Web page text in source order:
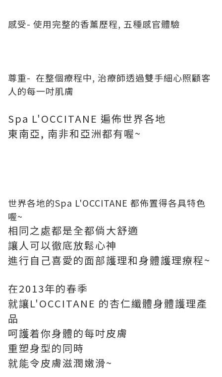
感受- 使用完整的香薰歷程, 五種感官體驗
尊重- 在整個療程中, 治療師透過雙手細心照顧客
人的每一吋肌膚
Spa L'OCCITANE 遍佈世界各地
東南亞, 南非和亞洲都有喔~
世界各地的Spa L'OCCITANE 都佈置得各具特色
喔~
相同之處都是全都倘大舒適
讓人可以徹底放鬆心神
進行自己喜愛的面部護理和身體護理療程~
在2013年的春季
就讓L'OCCITANE 的杏仁纖體身體護理產
品
呵護着你身體的每吋皮膚
重塑身型的同時
就能令皮膚滋潤嫩滑~